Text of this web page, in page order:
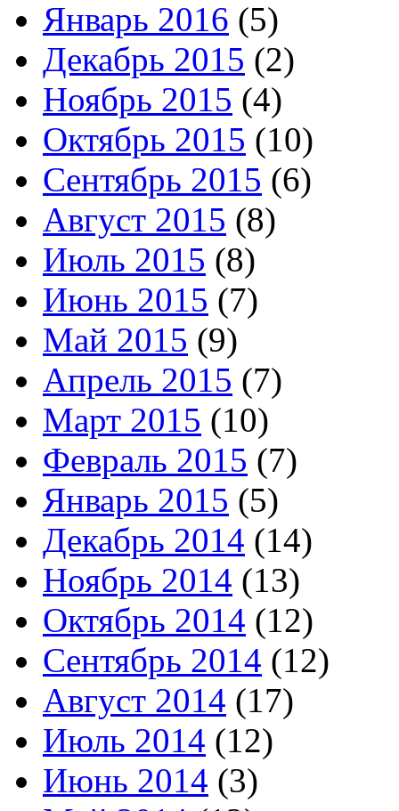
Январь 2016 (5)
Декабрь 2015 (2)
Ноябрь 2015 (4)
Октябрь 2015 (10)
Сентябрь 2015 (6)
Август 2015 (8)
Июль 2015 (8)
Июнь 2015 (7)
Май 2015 (9)
Апрель 2015 (7)
Март 2015 (10)
Февраль 2015 (7)
Январь 2015 (5)
Декабрь 2014 (14)
Ноябрь 2014 (13)
Октябрь 2014 (12)
Сентябрь 2014 (12)
Август 2014 (17)
Июль 2014 (12)
Июнь 2014 (3)